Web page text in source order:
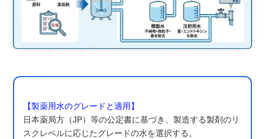
【製薬用水のグレードと適用】
日本薬局方（JP）等の公定書に基づき、製造する製剤のリ
スクレベルに応じたグレードの水を選択する。